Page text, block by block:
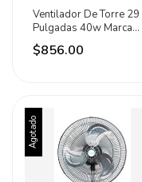
Ventilador De Torre 29
Pulgadas 40w Marca
Katoa 18 Cm 60hz Marfil
Negro Plástico 10
$856.00
Agotado